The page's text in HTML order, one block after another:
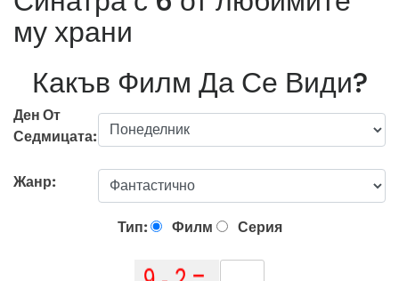
му храни
Какъв Филм Да Се Види?
Ден От
Седмицата:
Жанр:
Тип: Филм Серия